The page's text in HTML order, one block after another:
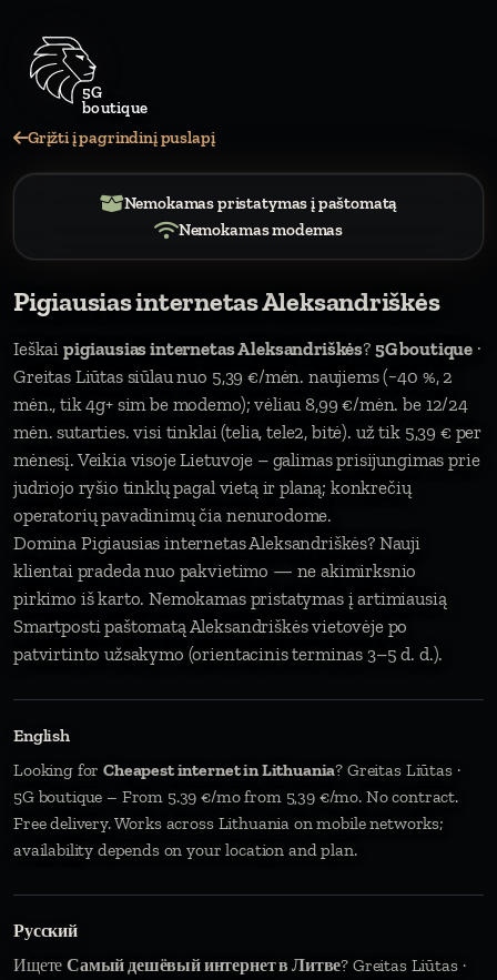
5
Grįžti į pagrindinį puslapį
Nemokamas pristatymas į paštomatą
Nemokamas modemas
Pigiausias internetas Aleksandriškės
Ieškai pigiausias internetas Aleksandriškės? 5G boutique ·
Greitas Liūtas siūlau nuo 5,39 €/mėn. naujiems (−40 %, 2
mėn., tik 4g+ sim be modemo); vėliau 8,99 €/mėn. be 12/24
mėn. sutarties. visi tinklai (telia, tele2, bitė). už tik 5,39 € per
mėnesį. Veikia visoje Lietuvoje – galimas prisijungimas prie
judriojo ryšio tinklų pagal vietą ir planą; konkrečių
operatorių pavadinimų čia nenurodome.
Domina Pigiausias internetas Aleksandriškės? Nauji
klientai pradeda nuo pakvietimo — ne akimirksnio
pirkimo iš karto. Nemokamas pristatymas į artimiausią
Smartposti paštomatą Aleksandriškės vietovėje po
patvirtinto užsakymo (orientacinis terminas 3–5 d. d.).
English
Looking forCheapest internet in Lithuania? Greitas Liūtas ·
5G boutique – From 5.39 €/mo from 5,39 €/mo. No contract.
Free delivery. Works across Lithuania on mobile networks;
availability depends on your location and plan.
Русский
ИщетеСамый дешёвый интернет в Литве? Greitas Liūtas ·